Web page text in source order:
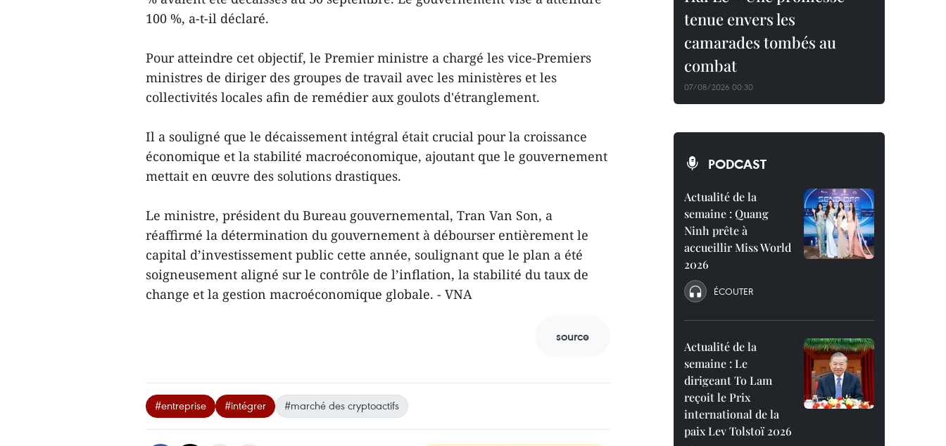
100 %, a-t-il déclaré.
Pour atteindre cet objectif, le Premier ministre a chargé les vice-Premiers
ministres de diriger des groupes de travail avec les ministères et les
collectivités locales afin de remédier aux goulots d'étranglement.
Il a souligné que le décaissement intégral était crucial pour la croissance
économique et la stabilité macroéconomique, ajoutant que le gouvernement
mettait en œuvre des solutions drastiques.
Le ministre, président du Bureau gouvernemental, Tran Van Son, a
réaffirmé la détermination du gouvernement à débourser entièrement le
capital d’investissement public cette année, soulignant que le plan a été
soigneusement aligné sur le contrôle de l’inflation, la stabilité du taux de
change et la gestion macroéconomique globale. - VNA
source
#entreprise #intégrer #marché des cryptoactifs
tenue envers les
camarades tombés au
combat
07/08/2026 00:30
PODCAST
Actualité de la
semaine : Quang
Ninh prête à
accueillir Miss World
2026
ÉCOUTER
Actualité de la
semaine : Le
dirigeant To Lam
reçoit le Prix
international de la
paix Lev Tolstoï 2026